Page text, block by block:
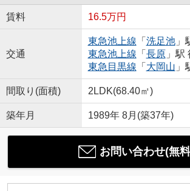
賃料 16.5万円
交通
東急池上線 「 洗足池」
東急池上線 「 長原」駅
東急目黒線 「 大岡山 」
間取り(面積) 2LDK(68.40㎡)
築年月 1989年 8月(築37年)
お問い合わせ(無